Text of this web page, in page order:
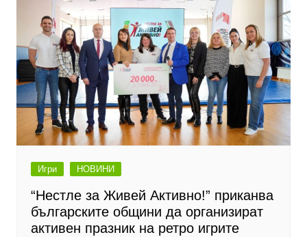
Игри НОВИНИ
“Нестле за Живей Активно!” приканва
българските общини да организират
активен празник на ретро игрите